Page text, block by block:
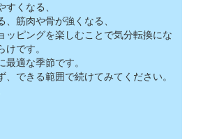
くなる、
、筋肉や骨が強くなる、
ッピングを楽しむことで気分転換にな
けです。
適な季節です。
、できる範囲で続けてみてください。